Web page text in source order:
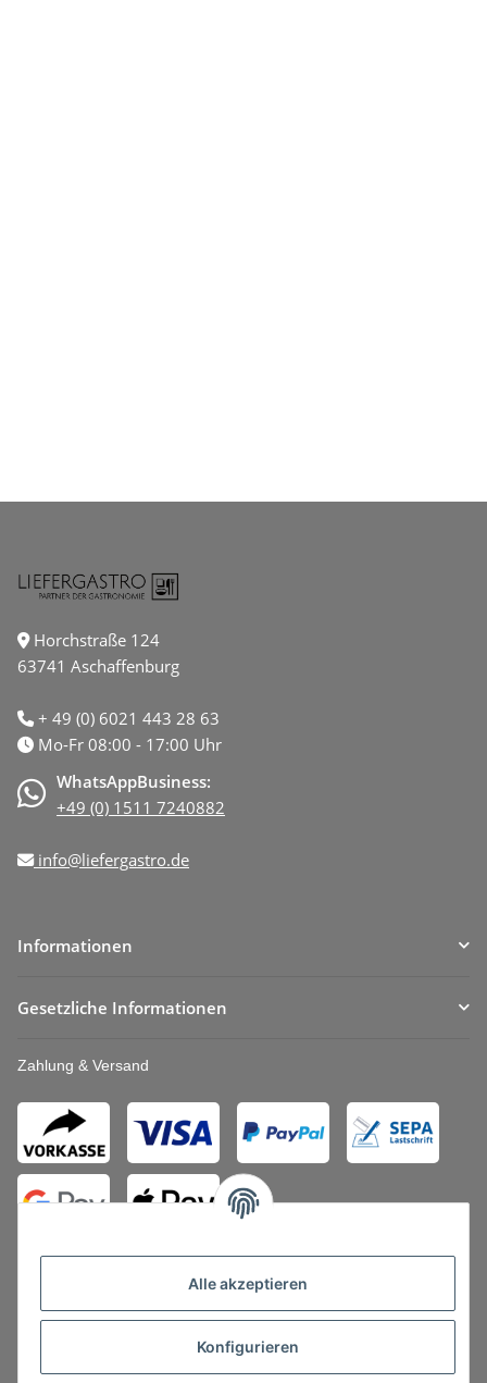
Alle akzeptieren
Konfigurieren
Horchstraße 124
63741 Aschaffenburg
+ 49 (0) 6021 443 28 63
Mo-Fr 08:00 - 17:00 Uhr
WhatsAppBusiness:
+49 (0) 1511 7240882
info@liefergastro.de
Informationen
Gesetzliche Informationen
Zahlung & Versand